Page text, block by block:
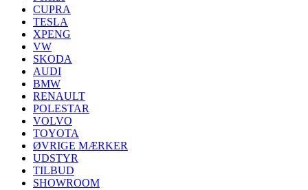
CUPRA
TESLA
XPENG
VW
SKODA
AUDI
BMW
RENAULT
POLESTAR
VOLVO
TOYOTA
ØVRIGE MÆRKER
UDSTYR
TILBUD
SHOWROOM